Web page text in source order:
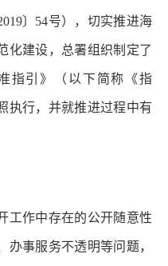
〕54号），切实推进海
化建设，总署组织制定了
指引》（以下简称《指
执行，并就推进过程中有
作中存在的公开随意性
办事服务不透明等问题，